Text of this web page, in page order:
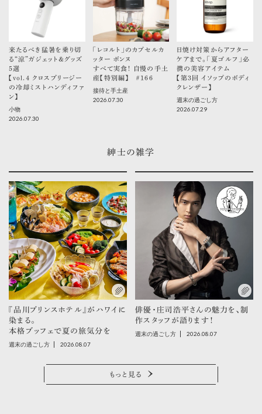
来たるべき猛暑を乗り切
る“涼”ガジェット＆グッズ
5選
【vol.４ クロスブリージー
の冷却ミストハンディファ
ン】
小物
2026.07.30
「レコルト」のカプセルカ
ッター ボンヌ
すべて実食！ 自慢の手土
産【特別編】 ＃166
接待と手土産
2026.07.30
日焼け対策からアフター
ケアまで。「夏ゴルフ」必
携の美容アイテム
【第3回 イソップのボディ
クレンザー】
週末の過ごし方
2026.07.29
紳士の雑学
『品川プリンスホテル』がハワイに
染まる。
本格ブッフェで夏の旅気分を
週末の過ごし方 2026.08.07
俳優・庄司浩平さんの魅力を、制
作スタッフが語ります！
週末の過ごし方 2026.08.07
もっと見る